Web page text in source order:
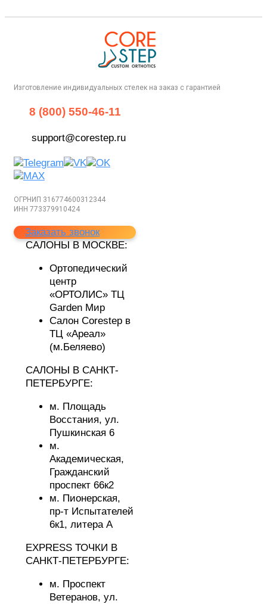
Изготовление индивидуальных стелек на заказ с гарантией
8 (800) 550-46-11
support@corestep.ru
ОГРНИП 316774600312344
ИНН 773379910424
Заказать звонок
САЛОНЫ В МОСКВЕ:
Ортопедический
центр
«ОРТОЛИС» ТЦ
Garden Мир
Cалон Corestep в
ТЦ «Ареал»
(м.Беляево)
САЛОНЫ В САНКТ-
ПЕТЕРБУРГЕ:
м. Площадь
Восстания, ул.
Пушкинская 6
м.
Академическая,
Гражданский
проспект 66к2
м. Пионерская,
пр-т Испытателей
6к1, литера А
EXPRESS ТОЧКИ В
САНКТ-ПЕТЕРБУРГЕ:
м. Проспект
Ветеранов, ул.